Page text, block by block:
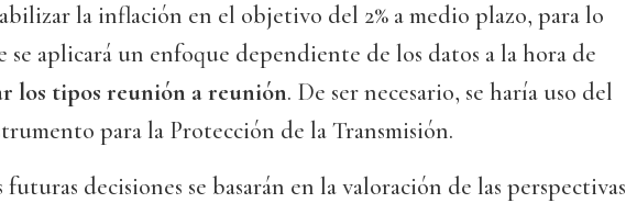
la inflación en el objetivo del 2% a medio plazo, para lo
se aplicará un enfoque dependiente de los datos a la hora de
los tipos reunión a reunión. De ser necesario, se haría uso del
para la Protección de la Transmisión.
futuras decisiones se basarán en la valoración de las perspectivas